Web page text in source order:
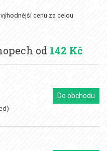
cenu za celou
od 142 Kč
Do obchodu